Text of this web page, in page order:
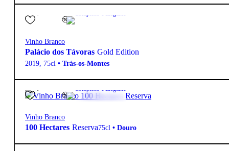
95,10€ Complexo e Elegante
Vinho Branco
Palácio dos Távoras Gold Edition
2019, 75cl • Trás-os-Montes
13,75€ Complexo e Elegante
Vinho Branco
100 Hectares Reserva75cl • Douro